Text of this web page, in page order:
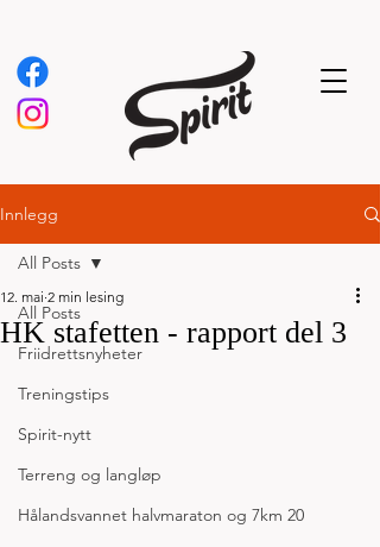
Innlegg
All Posts
Friidrettsnyheter
Treningstips
Spirit-nytt
Terreng og langløp
Hålandsvannet halvmaraton og 7km 20
All Posts
HK stafetten - rapport del 3
12. mai 2 min lesing